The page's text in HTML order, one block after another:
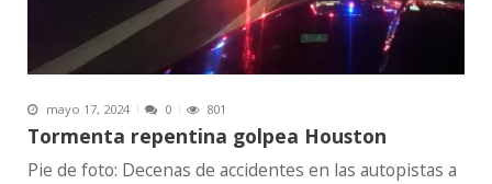
mayo 17, 2024 0 801
Tormenta repentina golpea Houston
Pie de foto: Decenas de accidentes en las autopistas a